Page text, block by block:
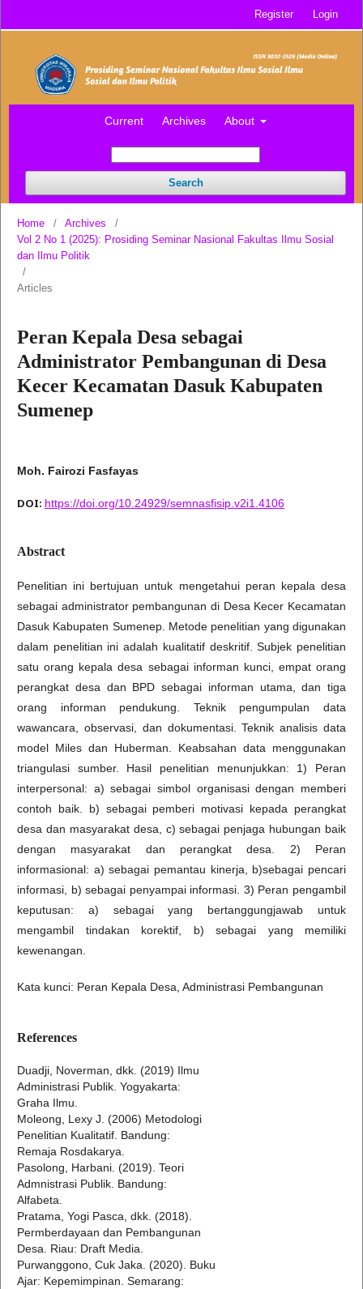
Current Archives About
Search
Register Login
Home / Archives
/
Vol 2 No 1 (2025): Prosiding Seminar Nasional Fakultas Ilmu Sosial
dan Ilmu Politik
/
Articles
Peran Kepala Desa sebagai
Administrator Pembangunan di Desa
Kecer Kecamatan Dasuk Kabupaten
Sumenep
Moh. Fairozi Fasfayas
DOI: https://doi.org/10.24929/semnasfisip.v2i1.4106
Abstract
Penelitian ini bertujuan untuk mengetahui peran kepala desa
sebagai administrator pembangunan di Desa Kecer Kecamatan
Dasuk Kabupaten Sumenep. Metode penelitian yang digunakan
dalam penelitian ini adalah kualitatif deskritif. Subjek penelitian
satu orang kepala desa sebagai informan kunci, empat orang
perangkat desa dan BPD sebagai informan utama, dan tiga
orang informan pendukung. Teknik pengumpulan data
wawancara, observasi, dan dokumentasi. Teknik analisis data
model Miles dan Huberman. Keabsahan data menggunakan
triangulasi sumber. Hasil penelitian menunjukkan: 1) Peran
interpersonal: a) sebagai simbol organisasi dengan memberi
contoh baik. b) sebagai pemberi motivasi kepada perangkat
desa dan masyarakat desa, c) sebagai penjaga hubungan baik
dengan masyarakat dan perangkat desa. 2) Peran
informasional: a) sebagai pemantau kinerja, b)sebagai pencari
informasi, b) sebagai penyampai informasi. 3) Peran pengambil
keputusan: a) sebagai yang bertanggungjawab untuk
mengambil tindakan korektif, b) sebagai yang memiliki
kewenangan.
Kata kunci: Peran Kepala Desa, Administrasi Pembangunan
References
Duadji, Noverman, dkk. (2019) Ilmu
Administrasi Publik. Yogyakarta:
Graha Ilmu.
Moleong, Lexy J. (2006) Metodologi
Penelitian Kualitatif. Bandung:
Remaja Rosdakarya.
Pasolong, Harbani. (2019). Teori
Admnistrasi Publik. Bandung:
Alfabeta.
Pratama, Yogi Pasca, dkk. (2018).
Permberdayaan dan Pembangunan
Desa. Riau: Draft Media.
Purwanggono, Cuk Jaka. (2020). Buku
Ajar: Kepemimpinan. Semarang: